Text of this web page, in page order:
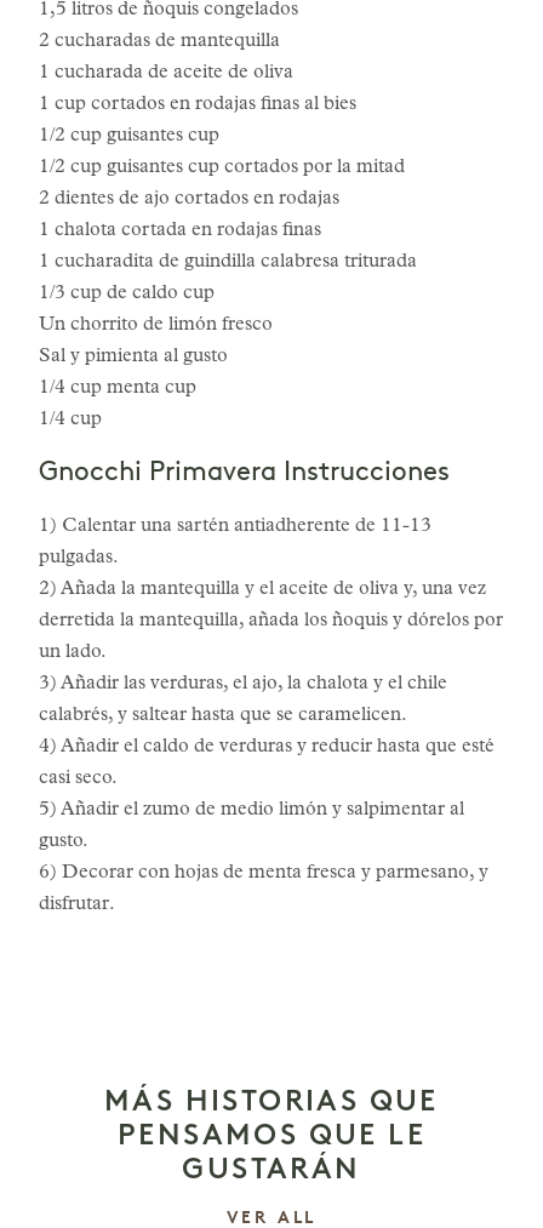
1,5 litros de ñoquis congelados
2 cucharadas de mantequilla
1 cucharada de aceite de oliva
1 cup cortados en rodajas finas al bies
1/2 cup guisantes cup
1/2 cup guisantes cup cortados por la mitad
2 dientes de ajo cortados en rodajas
1 chalota cortada en rodajas finas
1 cucharadita de guindilla calabresa triturada
1/3 cup de caldo cup
Un chorrito de limón fresco
Sal y pimienta al gusto
1/4 cup menta cup
1/4 cup
Gnocchi Primavera Instrucciones
1) Calentar una sartén antiadherente de 11-13
pulgadas.
2) Añada la mantequilla y el aceite de oliva y, una vez
derretida la mantequilla, añada los ñoquis y dórelos por
un lado.
3) Añadir las verduras, el ajo, la chalota y el chile
calabrés, y saltear hasta que se caramelicen.
4) Añadir el caldo de verduras y reducir hasta que esté
casi seco.
5) Añadir el zumo de medio limón y salpimentar al
gusto.
6) Decorar con hojas de menta fresca y parmesano, y
disfrutar.
MÁS HISTORIAS QUE
PENSAMOS QUE LE
GUSTARÁN
VER ALL